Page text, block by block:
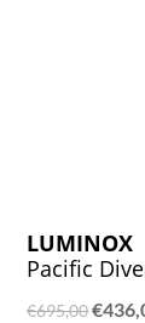
LUMINOX
Pacific
€695,00€